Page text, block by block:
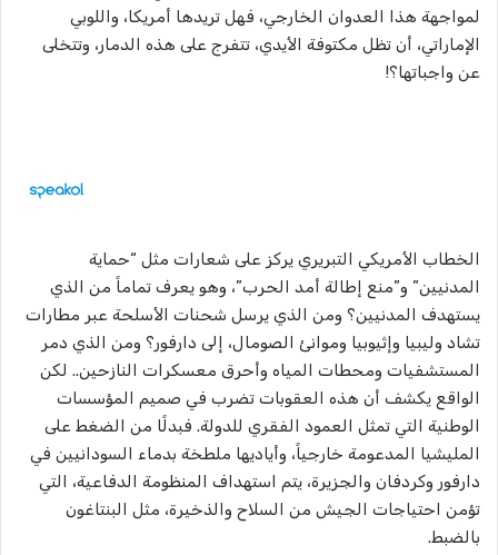
لمواجهة هذا العدوان الخارجي، فهل تريدها أمريكا، واللوبي
الإماراتي، أن تظل مكتوفة الأيدي، تتفرج على هذه الدمار، وتتخلى
عن واجباتها؟!
الخطاب الأمريكي التبريري يركز على شعارات مثل “حماية
المدنيين” و”منع إطالة أمد الحرب”، وهو يعرف تماماً من الذي
يستهدف المدنيين؟ ومن الذي يرسل شحنات الأسلحة عبر مطارات
تشاد وليبيا وإثيوبيا وموانئ الصومال، إلى دارفور؟ ومن الذي دمر
المستشفيات ومحطات المياه وأحرق معسكرات النازحين.. لكن
الواقع يكشف أن هذه العقوبات تضرب في صميم المؤسسات
الوطنية التي تمثل العمود الفقري للدولة. فبدلًا من الضغط على
المليشيا المدعومة خارجياً، وأياديها ملطخة بدماء السودانيين في
دارفور وكردفان والجزيرة، يتم استهداف المنظومة الدفاعية، التي
تؤمن احتياجات الجيش من السلاح والذخيرة، مثل البنتاغون
بالضبط.